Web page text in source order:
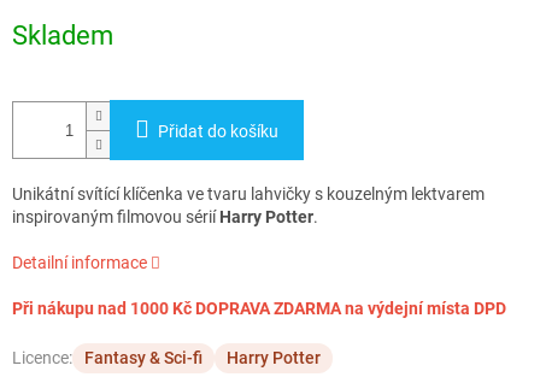
cena:
Skladem
Přidat do košíku
Unikátní svítící klíčenka ve tvaru lahvičky s kouzelným lektvarem
inspirovaným filmovou sériíHarry Potter.
Detailní informace
Při nákupu nad 1000 Kč DOPRAVA ZDARMA na výdejní místa DPD
Licence: Fantasy & Sci-fi Harry Potter